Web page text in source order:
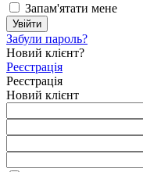
Запам'ятати мене
Увійти
Забули пароль?
Новий клієнт?
Реєстрація
Реєстрація
Новий клієнт